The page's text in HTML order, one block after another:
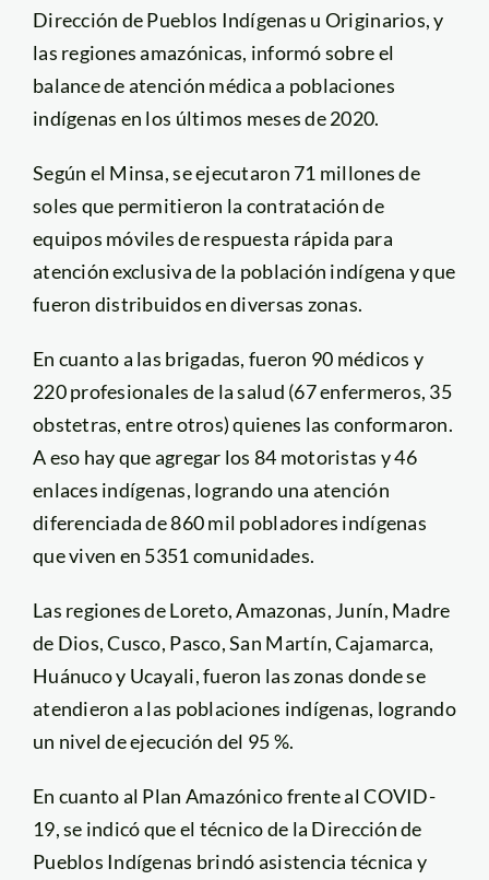
Dirección de Pueblos Indígenas u Originarios, y
las regiones amazónicas, informó sobre el
balance de atención médica a poblaciones
indígenas en los últimos meses de 2020.
Según el Minsa, se ejecutaron 71 millones de
soles que permitieron la contratación de
equipos móviles de respuesta rápida para
atención exclusiva de la población indígena y que
fueron distribuidos en diversas zonas.
En cuanto a las brigadas, fueron 90 médicos y
220 profesionales de la salud (67 enfermeros, 35
obstetras, entre otros) quienes las conformaron.
A eso hay que agregar los 84 motoristas y 46
enlaces indígenas, logrando una atención
diferenciada de 860 mil pobladores indígenas
que viven en 5351 comunidades.
Las regiones de Loreto, Amazonas, Junín, Madre
de Dios, Cusco, Pasco, San Martín, Cajamarca,
Huánuco y Ucayali, fueron las zonas donde se
atendieron a las poblaciones indígenas, logrando
un nivel de ejecución del 95 %.
En cuanto al Plan Amazónico frente al COVID-
19, se indicó que el técnico de la Dirección de
Pueblos Indígenas brindó asistencia técnica y